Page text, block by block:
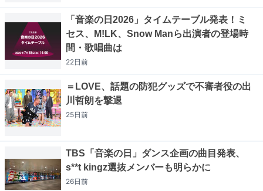
「音楽の日2026」タイムテーブル発表！ミ
セス、M!LK、Snow Manら出演者の登場時
間・歌唱曲は
22日前
＝LOVE、話題の防犯グッズで不審者役の出
川哲朗を撃退
25日前
TBS「音楽の日」ダンス企画の曲目発表、
s**t kingz選抜メンバーも明らかに
26日前